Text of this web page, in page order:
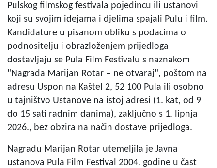
Pulskog filmskog festivala pojedincu ili ustanovi
koji su svojim idejama i djelima spajali Pulu i film.
Kandidature u pisanom obliku s podacima o
podnositelju i obrazloženjem prijedloga
dostavljaju se Pula Film Festivalu s naznakom
"Nagrada Marijan Rotar – ne otvaraj", poštom na
adresu Uspon na Kaštel 2, 52 100 Pula ili osobno
u tajništvo Ustanove na istoj adresi (1. kat, od 9
do 15 sati radnim danima), zaključno s 1. lipnja
2026., bez obzira na način dostave prijedloga.
Nagradu Marijan Rotar utemeljila je Javna
ustanova Pula Film Festival 2004. godine u čast